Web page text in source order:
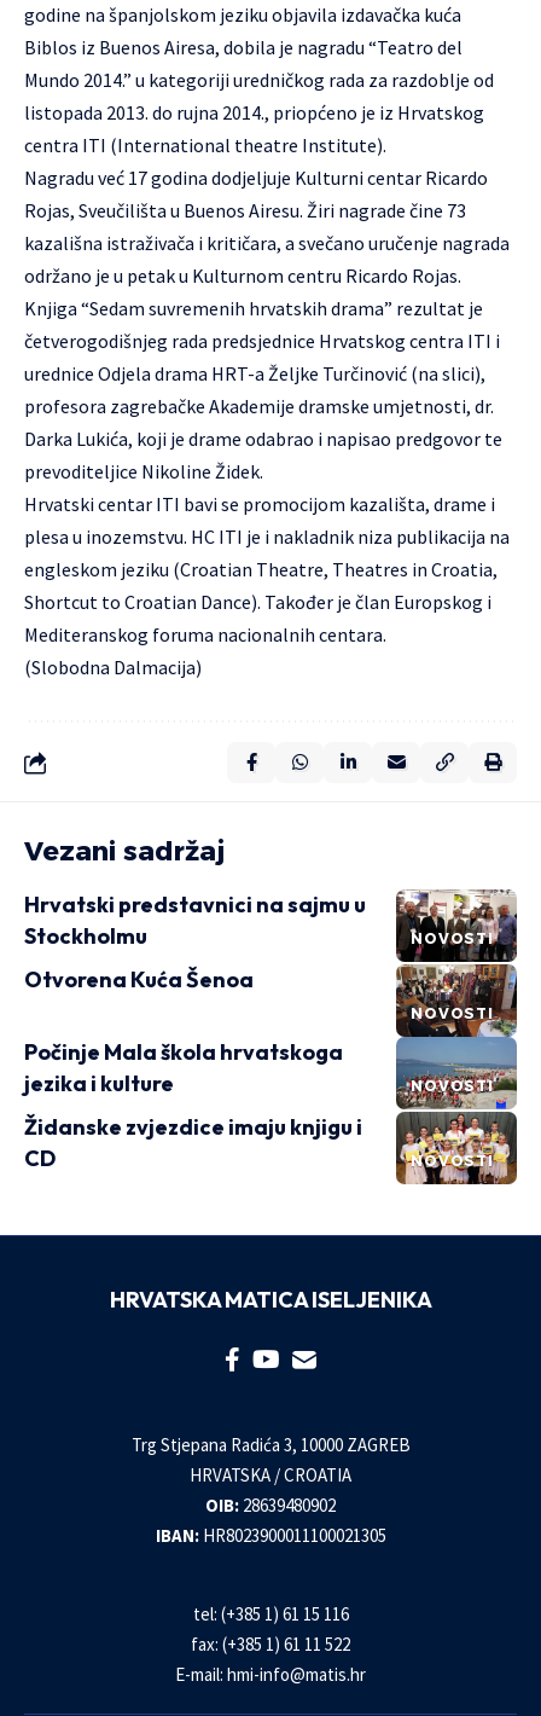
godine na španjolskom jeziku objavila izdavačka kuća
Biblos iz Buenos Airesa, dobila je nagradu “Teatro del
Mundo 2014.” u kategoriji uredničkog rada za razdoblje od
listopada 2013. do rujna 2014., priopćeno je iz Hrvatskog
centra ITI (International theatre Institute).
Nagradu već 17 godina dodjeljuje Kulturni centar Ricardo
Rojas, Sveučilišta u Buenos Airesu. Žiri nagrade čine 73
kazališna istraživača i kritičara, a svečano uručenje nagrada
održano je u petak u Kulturnom centru Ricardo Rojas.
Knjiga “Sedam suvremenih hrvatskih drama” rezultat je
četverogodišnjeg rada predsjednice Hrvatskog centra ITI i
urednice Odjela drama HRT-a Željke Turčinović (na slici),
profesora zagrebačke Akademije dramske umjetnosti, dr.
Darka Lukića, koji je drame odabrao i napisao predgovor te
prevoditeljice Nikoline Židek.
Hrvatski centar ITI bavi se promocijom kazališta, drame i
plesa u inozemstvu. HC ITI je i nakladnik niza publikacija na
engleskom jeziku (Croatian Theatre, Theatres in Croatia,
Shortcut to Croatian Dance). Također je član Europskog i
Mediteranskog foruma nacionalnih centara.
(Slobodna Dalmacija)
Vezani sadržaj
NOVOSTI
Hrvatski predstavnici na sajmu u
Stockholmu
NOVOSTI
Otvorena Kuća Šenoa
NOVOSTI
Počinje Mala škola hrvatskoga
jezika i kulture
NOVOSTI
Židanske zvjezdice imaju knjigu i
CD
HRVATSKA MATICA ISELJENIKA
Trg Stjepana Radića 3, 10000 ZAGREB
HRVATSKA / CROATIA
OIB: 28639480902
IBAN: HR8023900011100021305
tel: (+385 1) 61 15 116
fax: (+385 1) 61 11 522
E-mail: hmi-info@matis.hr